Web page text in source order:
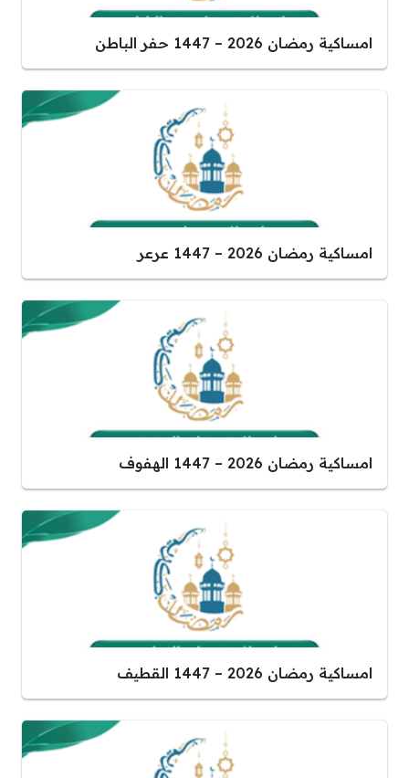
امساكية رمضان 2026 – 1447 حفر الباطن
امساكية رمضان 2026 – 1447 عرعر
امساكية رمضان 2026 – 1447 الهفوف
امساكية رمضان 2026 – 1447 القطيف